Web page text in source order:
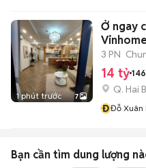
1 phút trước 7
Ở ngay
3 PN
14 tỷ
Q. Hai
ĐĐỗ Xuân
Bạn cần tìm dung lượng